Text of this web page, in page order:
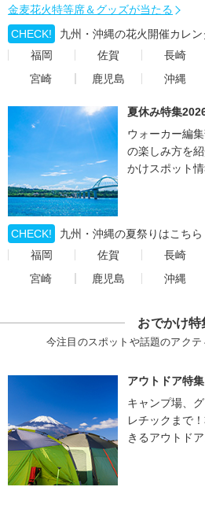
金麦花火特等席＆グッズが当たる
CHECK!
九州・沖縄の花火開催カレン
福岡
佐賀 長崎
宮崎
鹿児島 沖縄
夏休み特集
ウォーカー編
の楽しみ方を
かけスポット
CHECK!
九州・沖縄の夏祭りはこちら
福岡
佐賀 長崎
宮崎
鹿児島 沖縄
おでかけ特
今注目のスポットや話題のアク
アウトドア特集
キャンプ場、
レチックまで
きるアウトド